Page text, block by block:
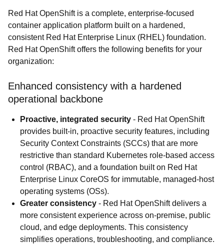
Red Hat OpenShift is a complete, enterprise-focused
container application platform built on a hardened,
consistent Red Hat Enterprise Linux (RHEL) foundation.
Red Hat OpenShift offers the following benefits for your
organization:
Enhanced consistency with a hardened
operational backbone
Proactive, integrated security - Red Hat OpenShift
provides built-in, proactive security features, including
Security Context Constraints (SCCs) that are more
restrictive than standard Kubernetes role-based access
control (RBAC), and a foundation built on Red Hat
Enterprise Linux CoreOS for immutable, managed-host
operating systems (OSs).
Greater consistency - Red Hat OpenShift delivers a
more consistent experience across on-premise, public
cloud, and edge deployments. This consistency
simplifies operations, troubleshooting, and compliance.